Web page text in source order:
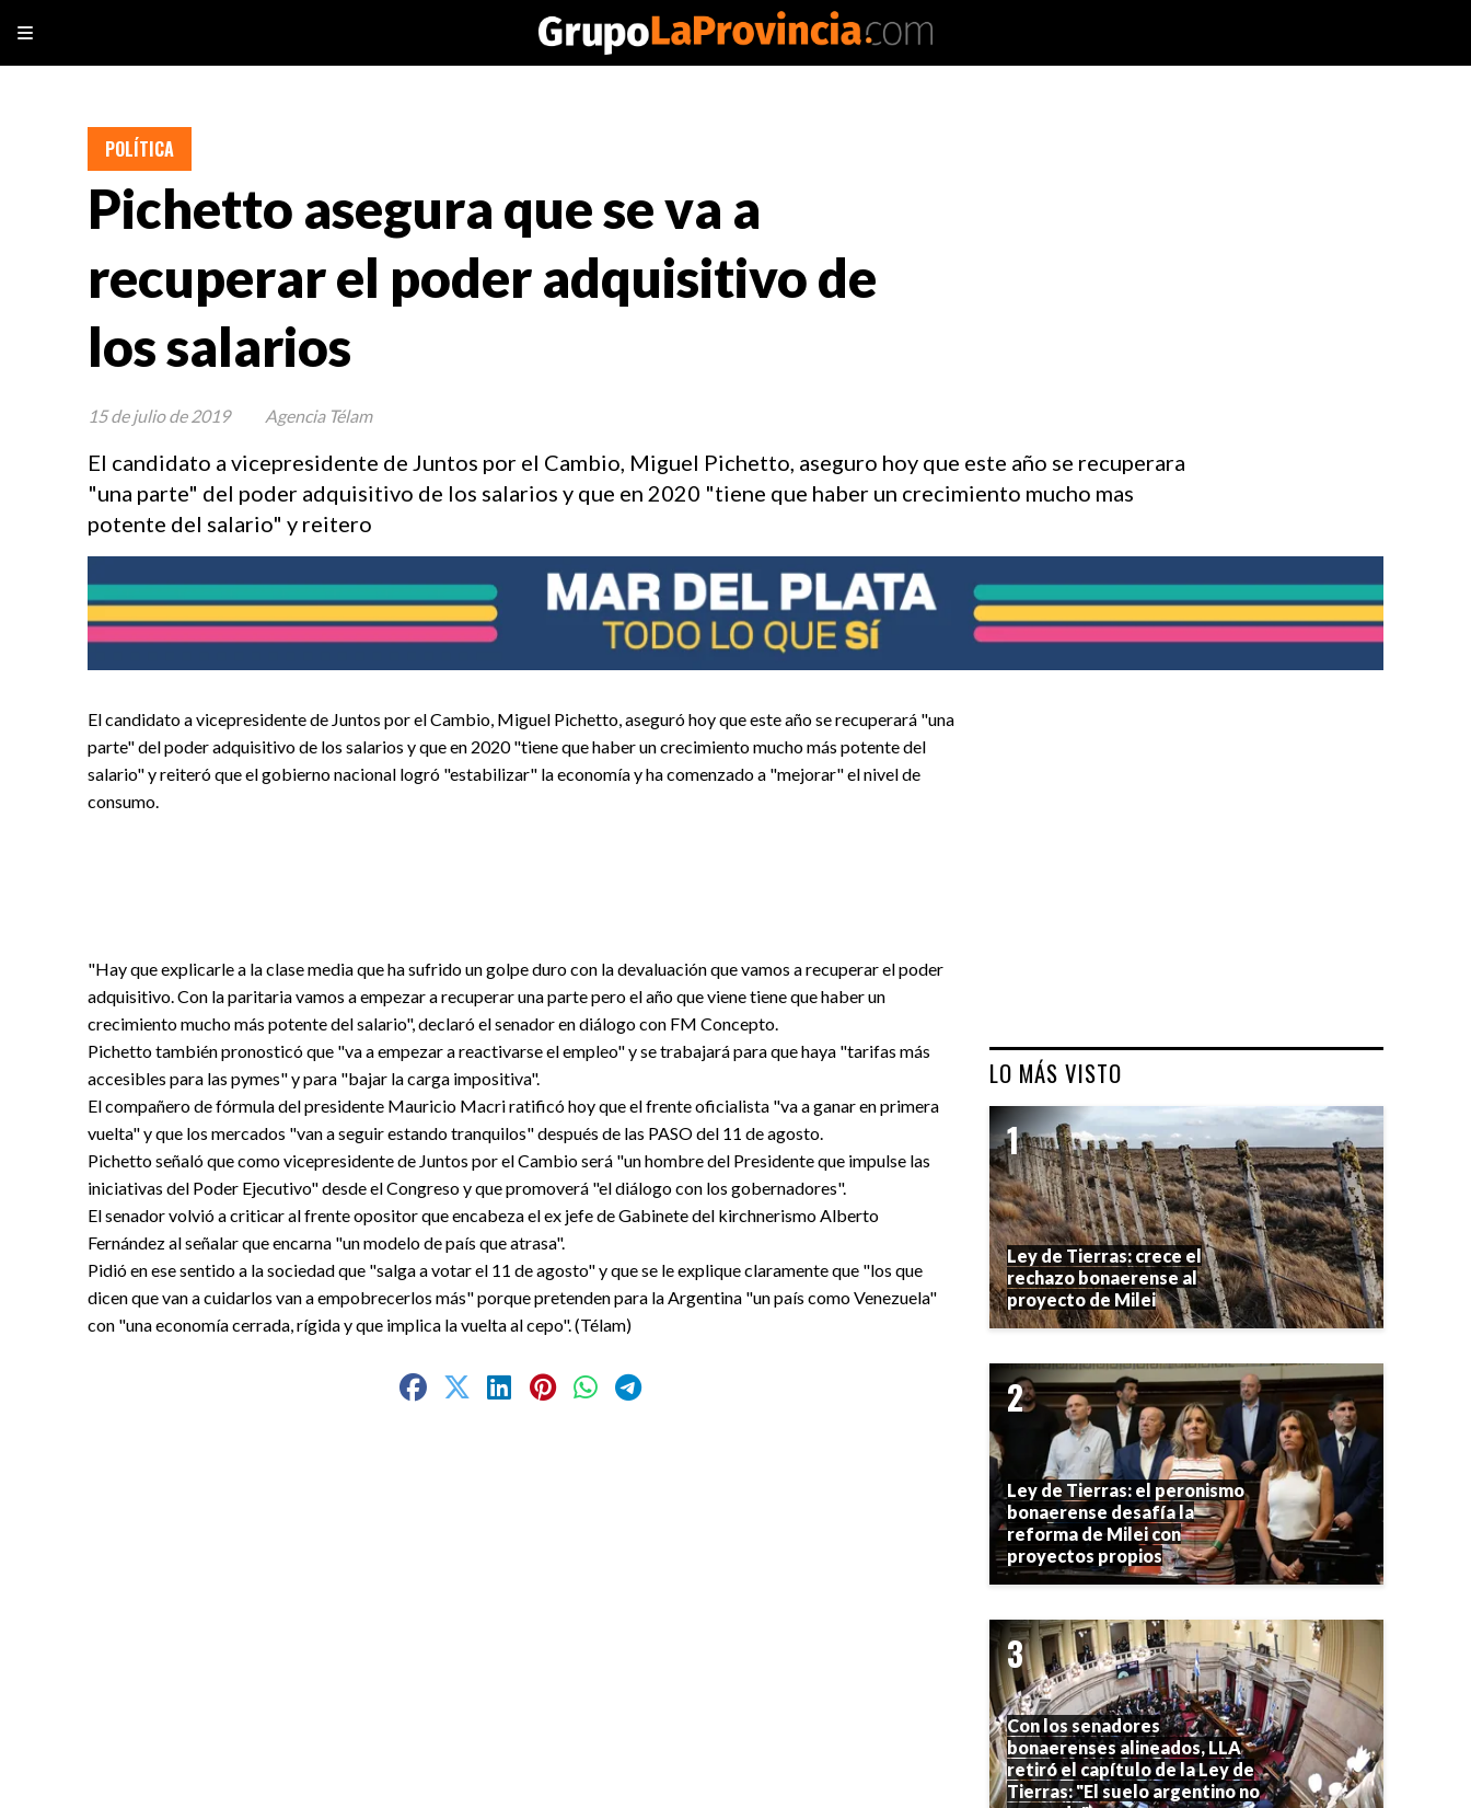
Pichetto asegura que se va a
recuperar el poder adquisitivo de
los salarios
El candidato a vicepresidente de Juntos por el Cambio, Miguel Pichetto, aseguro hoy que este año se recuperara
"una parte" del poder adquisitivo de los salarios y que en 2020 "tiene que haber un crecimiento mucho mas
potente del salario" y reitero
POLÍTICA
15 de julio de 2019 Agencia Télam
El candidato a vicepresidente de Juntos por el Cambio, Miguel Pichetto, aseguró hoy que este año se recuperará "una
parte" del poder adquisitivo de los salarios y que en 2020 "tiene que haber un crecimiento mucho más potente del
salario" y reiteró que el gobierno nacional logró "estabilizar" la economía y ha comenzado a "mejorar" el nivel de
consumo.
"Hay que explicarle a la clase media que ha sufrido un golpe duro con la devaluación que vamos a recuperar el poder
adquisitivo. Con la paritaria vamos a empezar a recuperar una parte pero el año que viene tiene que haber un
crecimiento mucho más potente del salario", declaró el senador en diálogo con FM Concepto.
Pichetto también pronosticó que "va a empezar a reactivarse el empleo" y se trabajará para que haya "tarifas más
accesibles para las pymes" y para "bajar la carga impositiva".
El compañero de fórmula del presidente Mauricio Macri ratificó hoy que el frente oficialista "va a ganar en primera
vuelta" y que los mercados "van a seguir estando tranquilos" después de las PASO del 11 de agosto.
Pichetto señaló que como vicepresidente de Juntos por el Cambio será "un hombre del Presidente que impulse las
iniciativas del Poder Ejecutivo" desde el Congreso y que promoverá "el diálogo con los gobernadores".
El senador volvió a criticar al frente opositor que encabeza el ex jefe de Gabinete del kirchnerismo Alberto
Fernández al señalar que encarna "un modelo de país que atrasa".
Pidió en ese sentido a la sociedad que "salga a votar el 11 de agosto" y que se le explique claramente que "los que
dicen que van a cuidarlos van a empobrecerlos más" porque pretenden para la Argentina "un país como Venezuela"
con "una economía cerrada, rígida y que implica la vuelta al cepo". (Télam)
LO MÁS VISTO
Ley de Tierras: crece el
rechazo bonaerense al
proyecto de Milei
Ley de Tierras: el peronismo
bonaerense desafía la
reforma de Milei con
proyectos propios
Con los senadores
bonaerenses alineados, LLA
retiró el capítulo de la Ley de
Tierras: "El suelo argentino no